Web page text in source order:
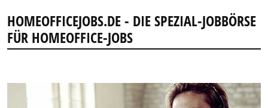
HOMEOFFICEJOBS.DE - DIE SPEZIAL-JOBBÖRSE
FÜR HOMEOFFICE-JOBS